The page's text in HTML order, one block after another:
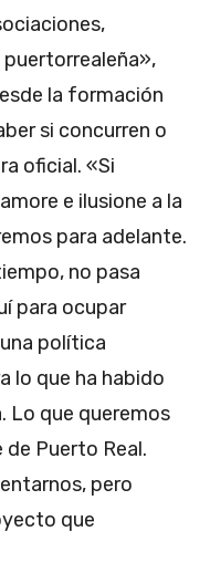
la formación
si concurren o
oficial. «Si
e ilusione a la
para adelante.
no pasa
para ocupar
política
lo que ha habido
Lo que queremos
Puerto Real.
pero
que